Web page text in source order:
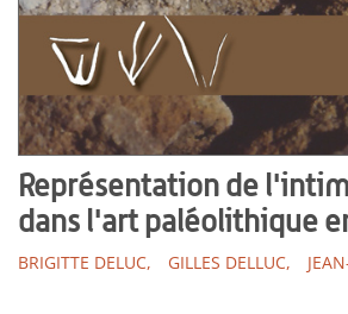
Représentation de
dans l'art paléolithique
BRIGITTE DELUC, GILLES DELLUC,